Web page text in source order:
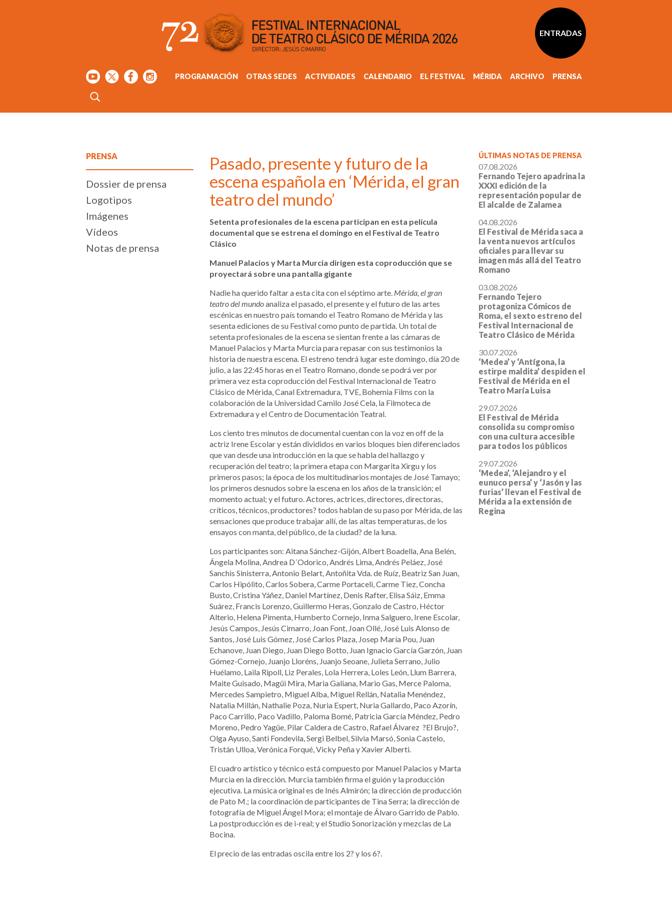
ENTRADAS
PROGRAMACIÓN OTRAS SEDES ACTIVIDADES CALENDARIO EL FESTIVAL MÉRIDA ARCHIVO PRENSA
PRENSA
Dossier de prensa
Logotipos
Imágenes
Vídeos
Notas de prensa
Pasado, presente y futuro de la
escena española en ‘Mérida, el gran
teatro del mundo’
Setenta profesionales de la escena participan en esta película
documental que se estrena el domingo en el Festival de Teatro
Clásico
Manuel Palacios y Marta Murcia dirigen esta coproducción que se
proyectará sobre una pantalla gigante
Nadie ha querido faltar a esta cita con el séptimo arte. Mérida, el gran
teatro del mundoanaliza el pasado, el presente y el futuro de las artes
escénicas en nuestro país tomando el Teatro Romano de Mérida y las
sesenta ediciones de su Festival como punto de partida. Un total de
setenta profesionales de la escena se sientan frente a las cámaras de
Manuel Palacios y Marta Murcia para repasar con sus testimonios la
historia de nuestra escena. El estreno tendrá lugar este domingo, día 20 de
julio, a las 22:45 horas en el Teatro Romano, donde se podrá ver por
primera vez esta coproducción del Festival Internacional de Teatro
Clásico de Mérida, Canal Extremadura, TVE, Bohemia Films con la
colaboración de la Universidad Camilo José Cela, la Filmoteca de
Extremadura y el Centro de Documentación Teatral.
Los ciento tres minutos de documental cuentan con la voz en off de la
actriz Irene Escolar y están divididos en varios bloques bien diferenciados
que van desde una introducción en la que se habla del hallazgo y
recuperación del teatro; la primera etapa con Margarita Xirgu y los
primeros pasos; la época de los multitudinarios montajes de José Tamayo;
los primeros desnudos sobre la escena en los años de la transición; el
momento actual; y el futuro. Actores, actrices, directores, directoras,
críticos, técnicos, productores? todos hablan de su paso por Mérida, de las
sensaciones que produce trabajar allí, de las altas temperaturas, de los
ensayos con manta, del público, de la ciudad? de la luna.
Los participantes son: Aitana Sánchez-Gijón, Albert Boadella, Ana Belén,
Ángela Molina, Andrea D´Odorico, Andrés Lima, Andrés Peláez, José
Sanchis Sinisterra, Antonio Belart, Antoñita Vda. de Ruíz, Beatriz San Juan,
Carlos Hipólito, Carlos Sobera, Carme Portaceli, Carme Tiez, Concha
Busto, Cristina Yáñez, Daniel Martínez, Denis Rafter, Elisa Sáiz, Emma
Suárez, Francis Lorenzo, Guillermo Heras, Gonzalo de Castro, Héctor
Alterio, Helena Pimenta, Humberto Cornejo, Inma Salguero, Irene Escolar,
Jesús Campos, Jesús Cimarro, Joan Font, Joan Ollé, José Luis Alonso de
Santos, José Luis Gómez, José Carlos Plaza, Josep María Pou, Juan
Echanove, Juan Diego, Juan Diego Botto, Juan Ignacio García Garzón, Juan
Gómez-Cornejo, Juanjo Lloréns, Juanjo Seoane, Julieta Serrano, Julio
Huélamo, Laila Ripoll, Liz Perales, Lola Herrera, Loles León, Llum Barrera,
Maite Guisado, Magüi Mira, Maria Galiana, Mario Gas, Merce Paloma,
Mercedes Sampietro, Miguel Alba, Miguel Rellán, Natalia Menéndez,
Natalia Millán, Nathalie Poza, Nuria Espert, Nuria Gallardo, Paco Azorín,
Paco Carrillo, Paco Vadillo, Paloma Bomé, Patricia García Méndez, Pedro
Moreno, Pedro Yagüe, Pilar Caldera de Castro, Rafael Álvarez ?El Brujo?,
Olga Ayuso, Santi Fondevila, Sergi Belbel, Silvia Marsó, Sonia Castelo,
Tristán Ulloa, Verónica Forqué, Vicky Peña y Xavier Alberti.
El cuadro artístico y técnico está compuesto por Manuel Palacios y Marta
Murcia en la dirección. Murcia también firma el guión y la producción
ejecutiva. La música original es de Inés Almirón; la dirección de producción
de Pato M.; la coordinación de participantes de Tina Serra; la dirección de
fotografía de Miguel Ángel Mora; el montaje de Álvaro Garrido de Pablo.
La postproducción es de i-real; y el Studio Sonorización y mezclas de La
Bocina.
El precio de las entradas oscila entre los 2? y los 6?.
ÚLTIMAS NOTAS DE PRENSA
07.08.2026
Fernando Tejero apadrina la
XXXI edición de la
representación popular de
El alcalde de Zalamea
04.08.2026
El Festival de Mérida saca a
la venta nuevos artículos
oficiales para llevar su
imagen más allá del Teatro
Romano
03.08.2026
Fernando Tejero
protagoniza Cómicos de
Roma, el sexto estreno del
Festival Internacional de
Teatro Clásico de Mérida
30.07.2026
‘Medea’ y ‘Antígona, la
estirpe maldita’ despiden el
Festival de Mérida en el
Teatro María Luisa
29.07.2026
El Festival de Mérida
consolida su compromiso
con una cultura accesible
para todos los públicos
29.07.2026
‘Medea’, ‘Alejandro y el
eunuco persa’ y ‘Jasón y las
furias’ llevan el Festival de
Mérida a la extensión de
Regina